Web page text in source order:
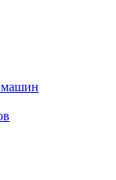
машин